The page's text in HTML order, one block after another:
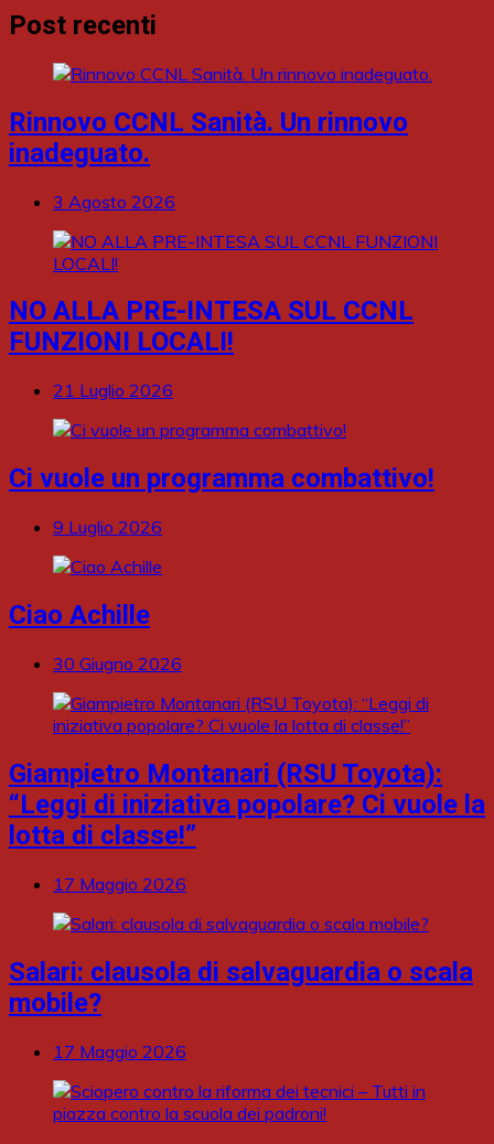
Post recenti
Rinnovo CCNL Sanità. Un rinnovo
inadeguato.
3 Agosto 2026
NO ALLA PRE-INTESA SUL CCNL
FUNZIONI LOCALI!
21 Luglio 2026
Ci vuole un programma combattivo!
9 Luglio 2026
Ciao Achille
30 Giugno 2026
Giampietro Montanari (RSU Toyota):
“Leggi di iniziativa popolare? Ci vuole la
lotta di classe!”
17 Maggio 2026
Salari: clausola di salvaguardia o scala
mobile?
17 Maggio 2026